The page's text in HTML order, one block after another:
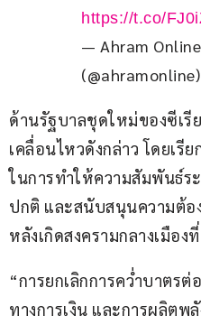
https://t.co/
— Ahram Online
(@ahramonline)
ด้านรัฐบาลชุดใหม่ของซีเรี
เคลื่อนไหวดังกล่าว โดยเรี
ในการทำให้ความสัมพันธ์ร
ปกติ และสนับสนุนความต้อ
หลังเกิดสงครามกลางเมือง
“การยกเลิกการคว่ำบาตร
ทางการเงิน และการผลิตพ